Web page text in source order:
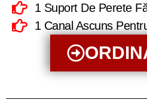
1 Suport De Perete
1 Canal Ascuns